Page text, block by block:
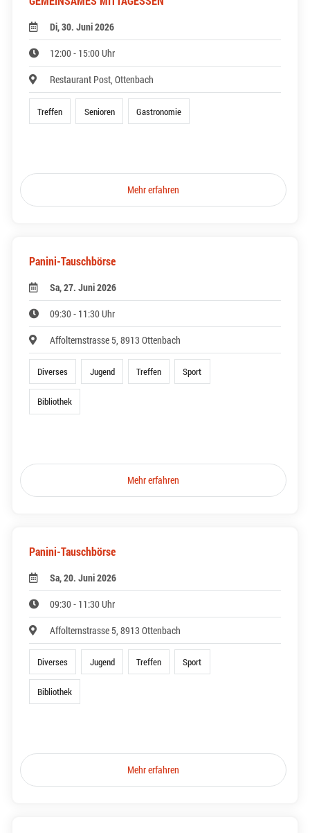
Di, 30. Juni 2026
12:00 - 15:00 Uhr
Restaurant Post, Ottenbach
Treffen Senioren Gastronomie
Mehr erfahren
Panini-Tauschbörse
Sa, 27. Juni 2026
09:30 - 11:30 Uhr
Affolternstrasse 5, 8913 Ottenbach
Diverses Jugend Treffen Sport
Bibliothek
Mehr erfahren
Panini-Tauschbörse
Sa, 20. Juni 2026
09:30 - 11:30 Uhr
Affolternstrasse 5, 8913 Ottenbach
Diverses Jugend Treffen Sport
Bibliothek
Mehr erfahren